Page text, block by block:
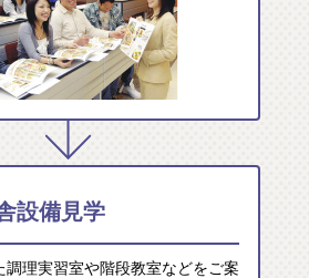
設備見学
調理実習室や階段教室などをご案